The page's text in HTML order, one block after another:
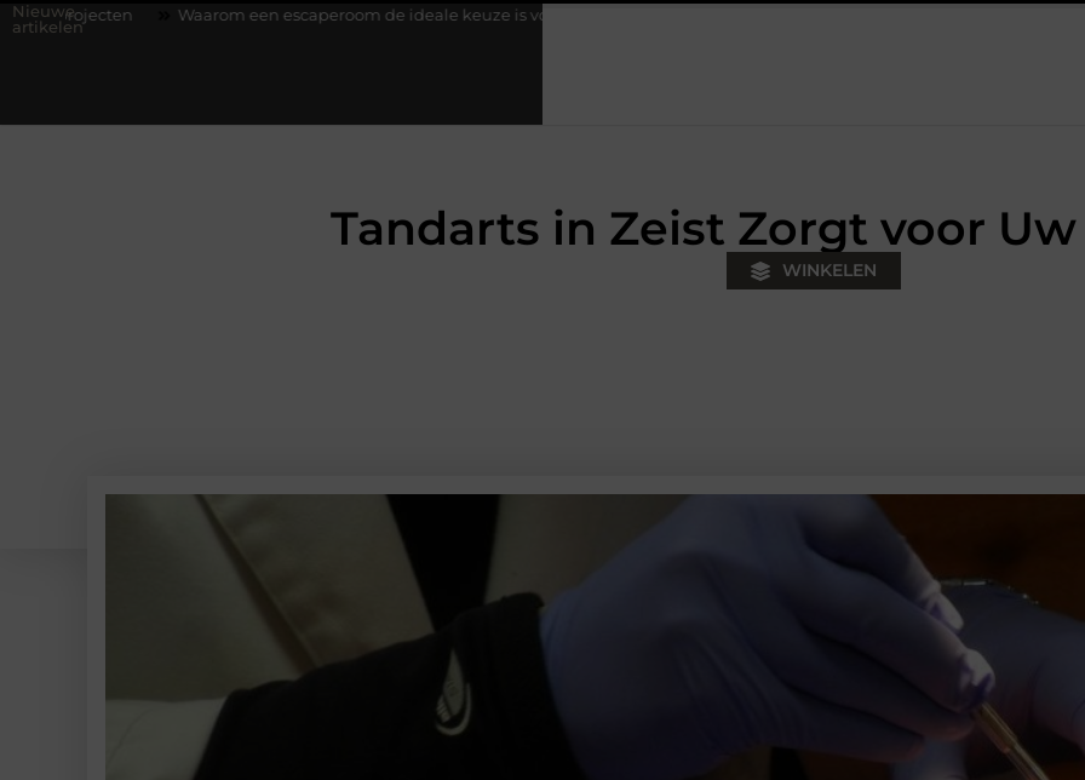
Nieuwe
artikelen
Waarom een escaperoom de ideale keuze is voor een teamuitje
Tandarts in Zeist Zorgt voor
WINKELEN